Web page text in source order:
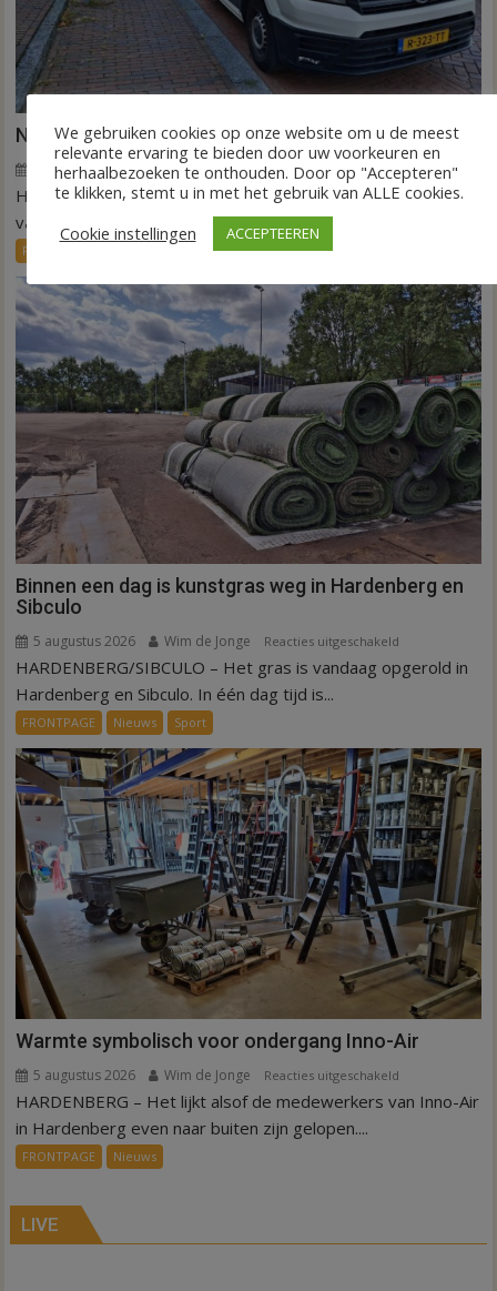
Nieuw ov-systeem verbindt alle kernen Hardenberg
6 augustus 2026 Wim de Jonge Reacties uitgeschakeldvoor
Nieuw
alle
kernen
Hardenberg
HARDENBERG – Eind volgend jaar moet een extra systeem
van buurtbussen het openbaar vervoer tot in...
FRONTPAGE
Binnen een dag is kunstgras weg in Hardenberg en
Sibculo
5 augustus 2026 Wim de Jonge Reacties uitgeschakeld
Binnen
kunstgras
weg
in
Hardenberg
en
Sibculo
HARDENBERG/SIBCULO – Het gras is vandaag opgerold in
Hardenberg en Sibculo. In één dag tijd is...
FRONTPAGE Nieuws Sport
Warmte symbolisch voor ondergang Inno-Air
5 augustus 2026 Wim de Jonge Reacties uitgeschakeld
Warmte
HARDENBERG – Het lijkt alsof de medewerkers van Inno-Air
in Hardenberg even naar buiten zijn gelopen....
FRONTPAGE Nieuws
LIVE
We gebruiken cookies op onze website om u de meest
relevante ervaring te bieden door uw voorkeuren en
herhaalbezoeken te onthouden. Door op "Accepteren"
te klikken, stemt u in met het gebruik van ALLE cookies.
Cookie instellingen
ACCEPTEEREN